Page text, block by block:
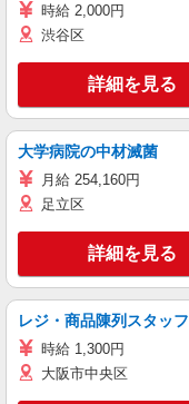
時給 2,000円
渋谷区
詳細を見る
大学病院の中材滅菌
月給 254,160円
足立区
詳細を見る
レジ・商品陳列スタッフ
時給 1,300円
大阪市中央区